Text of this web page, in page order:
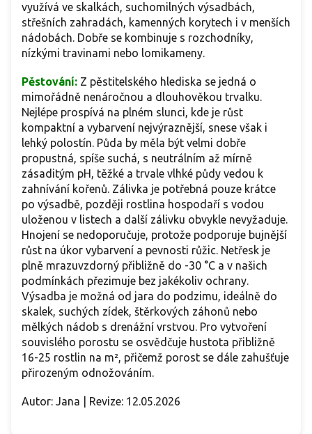
využívá ve skalkách, suchomilných výsadbách,
střešních zahradách, kamenných korytech i v menších
nádobách. Dobře se kombinuje s rozchodníky,
nízkými travinami nebo lomikameny.
Pěstování: Z pěstitelského hlediska se jedná o
mimořádně nenáročnou a dlouhověkou trvalku.
Nejlépe prospívá na plném slunci, kde je růst
kompaktní a vybarvení nejvýraznější, snese však i
lehký polostín. Půda by měla být velmi dobře
propustná, spíše suchá, s neutrálním až mírně
zásaditým pH, těžké a trvale vlhké půdy vedou k
zahnívání kořenů. Zálivka je potřebná pouze krátce
po výsadbě, později rostlina hospodaří s vodou
uloženou v listech a další zálivku obvykle nevyžaduje.
Hnojení se nedoporučuje, protože podporuje bujnější
růst na úkor vybarvení a pevnosti růžic. Netřesk je
plně mrazuvzdorný přibližně do -30 °C a v našich
podmínkách přezimuje bez jakékoliv ochrany.
Výsadba je možná od jara do podzimu, ideálně do
skalek, suchých zídek, štěrkových záhonů nebo
mělkých nádob s drenážní vrstvou. Pro vytvoření
souvislého porostu se osvědčuje hustota přibližně
16-25 rostlin na m², přičemž porost se dále zahušťuje
přirozeným odnožováním.
Autor: Jana | Revize: 12.05.2026